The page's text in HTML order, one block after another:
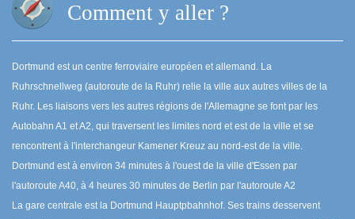
Comment y aller ?
Dortmund est un centre ferroviaire européen et allemand. La
Ruhrschnellweg (autoroute de la Ruhr) relie la ville aux autres villes de la
Ruhr. Les liaisons vers les autres régions de l'Allemagne se font par les
Autobahn A1 et A2, qui traversent les limites nord et est de la ville et se
rencontrent à l'interchangeur Kamener Kreuz au nord-est de la ville.
Dortmund est à environ 34 minutes à l'ouest de la ville d'Essen par
l'autoroute A40, à 4 heures 30 minutes de Berlin par l'autoroute A2
La gare centrale est la Dortmund Hauptpbahnhof. Ses trains desservent